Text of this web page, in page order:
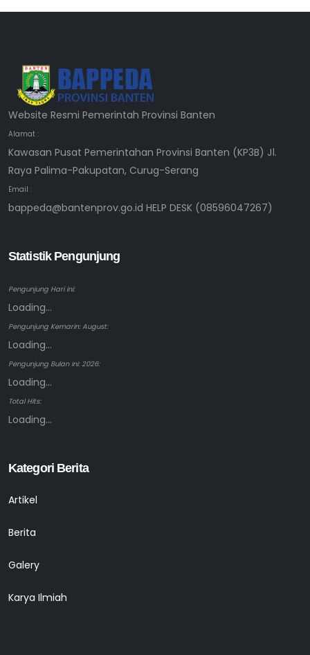
Website Resmi Pemerintah Provinsi Banten
Alamat :
Kawasan Pusat Pemerintahan Provinsi Banten (KP3B) Jl.
Raya Palima-Pakupatan, Curug-Serang
Email :
bappeda@bantenprov.go.id HELP DESK (08596047267)
Statistik Pengunjung
Pengunjung Hari ini:
Loading...
Pengunjung Kemarin: August:
Loading...
Pengunjung Bulan ini: 2026:
Loading...
Total Hits:
Loading...
Kategori Berita
Artikel
Berita
Galery
Karya Ilmiah